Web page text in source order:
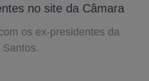
no site da Câmara
os ex-presidentes da